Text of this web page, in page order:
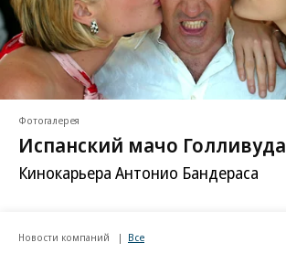
Фотогалерея
Испанский мачо Голливуда
Кинокарьера Антонио Бандераса
Новости компаний Все